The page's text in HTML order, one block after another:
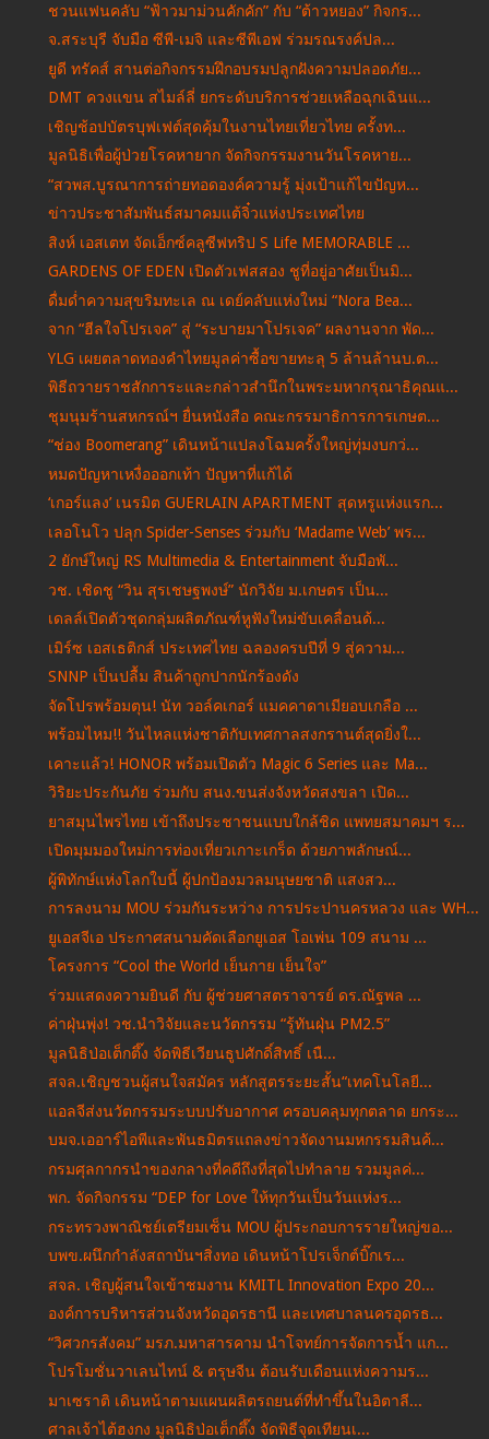
ชวนแฟนคลับ “ฟ้าวมาม่วนคักคัก” กับ “ต้าวหยอง” กิจกร...
จ.สระบุรี จับมือ ซีพี-เมจิ และซีพีเอฟ ร่วมรณรงค์ปล...
ยูดี ทรัคส์ สานต่อกิจกรรมฝึกอบรมปลูกฝังความปลอดภัย...
DMT ควงแขน สไมล์ลี่ ยกระดับบริการช่วยเหลือฉุกเฉินแ...
เชิญช้อปบัตรบุฟเฟต์สุดคุ้มในงานไทยเที่ยวไทย ครั้งท...
มูลนิธิเพื่อผู้ป่วยโรคหายาก จัดกิจกรรมงานวันโรคหาย...
“สวพส.บูรณาการถ่ายทอดองค์ความรู้ มุ่งเป้าแก้ไขปัญห...
ข่าวประชาสัมพันธ์สมาคมแต้จิ๋วแห่งประเทศไทย
สิงห์ เอสเตท จัดเอ็กซ์คลูซีฟทริป S Life MEMORABLE ...
GARDENS OF EDEN เปิดตัวเฟสสอง ชูที่อยู่อาศัยเป็นมิ...
ดื่มด่ำความสุขริมทะเล ณ เดย์คลับแห่งใหม่ “Nora Bea...
จาก “ฮีลใจโปรเจค” สู่ “ระบายมาโปรเจค” ผลงานจาก พัด...
YLG เผยตลาดทองคำไทยมูลค่าซื้อขายทะลุ 5 ล้านล้านบ.ต...
พิธีถวายราชสักการะและกล่าวสำนึกในพระมหากรุณาธิคุณแ...
ชุมนุมร้านสหกรณ์ฯ ยื่นหนังสือ คณะกรรมาธิการการเกษต...
“ช่อง Boomerang” เดินหน้าแปลงโฉมครั้งใหญ่ทุ่มงบกว่...
หมดปัญหาเหงื่อออกเท้า ปัญหาที่แก้ได้
‘เกอร์แลง’ เนรมิต GUERLAIN APARTMENT สุดหรูแห่งแรก...
เลอโนโว ปลุก Spider-Senses ร่วมกับ ‘Madame Web’ พร...
2 ยักษ์ใหญ่ RS Multimedia & Entertainment จับมือพั...
วช. เชิดชู “วิน สุรเชษฐพงษ์” นักวิจัย ม.เกษตร เป็น...
เดลล์เปิดตัวชุดกลุ่มผลิตภัณฑ์หูฟังใหม่ขับเคลื่อนด้...
เมิร์ซ เอสเธติกส์ ประเทศไทย ฉลองครบปีที่ 9 สู่ความ...
SNNP เป็นปลื้ม สินค้าถูกปากนักร้องดัง
จัดโปรพร้อมตุน! นัท วอล์คเกอร์ แมคคาดาเมียอบเกลือ ...
พร้อมไหม!! วันไหลแห่งชาติกับเทศกาลสงกรานต์สุดยิ่งใ...
เคาะแล้ว! HONOR พร้อมเปิดตัว Magic 6 Series และ Ma...
วิริยะประกันภัย ร่วมกับ สนง.ขนส่งจังหวัดสงขลา เปิด...
ยาสมุนไพรไทย เข้าถึงประชาชนแบบใกล้ชิด แพทยสมาคมฯ ร...
เปิดมุมมองใหม่การท่องเที่ยวเกาะเกร็ด ด้วยภาพลักษณ์...
ผู้พิทักษ์แห่งโลกใบนี้ ผู้ปกป้องมวลมนุษยชาติ แสงสว...
การลงนาม MOU ร่วมกันระหว่าง การประปานครหลวง และ WH...
ยูเอสจีเอ ประกาศสนามคัดเลือกยูเอส โอเพ่น 109 สนาม ...
โครงการ “Cool the World เย็นกาย เย็นใจ”
ร่วมแสดงความยินดี กับ ผู้ช่วยศาสตราจารย์ ดร.ณัฐพล ...
ค่าฝุ่นพุ่ง! วช.นำวิจัยและนวัตกรรม “รู้ทันฝุ่น PM2.5”
มูลนิธิป่อเต็กตึ๊ง จัดพิธีเวียนธูปศักดิ์สิทธิ์ เนื...
สจล.เชิญชวนผู้สนใจสมัคร หลักสูตรระยะสั้น“เทคโนโลยี...
แอลจีส่งนวัตกรรมระบบปรับอากาศ ครอบคลุมทุกตลาด ยกระ...
บมจ.เออาร์ไอพีและพันธมิตรแถลงข่าวจัดงานมหกรรมสินค้...
กรมศุลกากรนำของกลางที่คดีถึงที่สุดไปทำลาย รวมมูลค่...
พก. จัดกิจกรรม “DEP for Love ให้ทุกวันเป็นวันแห่งร...
กระทรวงพาณิชย์เตรียมเซ็น MOU ผู้ประกอบการรายใหญ่ขอ...
บพข.ผนึกกำลังสถาบันฯสิ่งทอ เดินหน้าโปรเจ็กต์บิ๊กเร...
สจล. เชิญผู้สนใจเข้าชมงาน KMITL Innovation Expo 20...
องค์การบริหารส่วนจังหวัดอุดรธานี และเทศบาลนครอุดรธ...
“วิศวกรสังคม” มรภ.มหาสารคาม นำโจทย์การจัดการน้ำ แก...
โปรโมชั่นวาเลนไทน์ & ตรุษจีน ต้อนรับเดือนแห่งความร...
มาเซราติ เดินหน้าตามแผนผลิตรถยนต์ที่ทำขึ้นในอิตาลี...
ศาลเจ้าไต้ฮงกง มูลนิธิป่อเต็กตึ๊ง จัดพิธีจุดเทียนเ...